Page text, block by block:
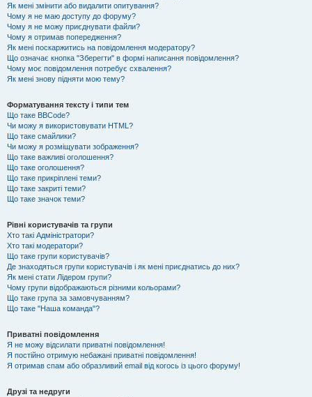
Як мені змінити або видалити опитування?
Чому я не маю доступу до форуму?
Чому я не можу приєднувати файли?
Чому я отримав попередження?
Як мені поскаржитись на повідомлення модератору?
Що означає кнопка "Зберегти" в формі написання повідомлення?
Чому моє повідомлення потребує схвалення?
Як мені знову підняти мою тему?
Форматування тексту і типи тем
Що таке BBCode?
Чи можу я використовувати HTML?
Що таке смайлики?
Чи можу я розміщувати зображення?
Що таке важливі оголошення?
Що таке оголошення?
Що таке прикріплені теми?
Що таке закриті теми?
Що таке значок теми?
Рівні користувачів та групи
Хто такі Адміністратори?
Хто такі модератори?
Що таке групи користувачів?
Де знаходяться групи користувачів і як мені приєднатись до них?
Як мені стати Лідером групи?
Чому групи відображаються різними кольорами?
Що таке група за замовчуванням?
Що таке "Наша команда"?
Приватні повідомлення
Я не можу відсилати приватні повідомлення!
Я постійно отримую небажані приватні повідомлення!
Я отримав спам або образливий email від когось із цього форуму!
Друзі та недруги